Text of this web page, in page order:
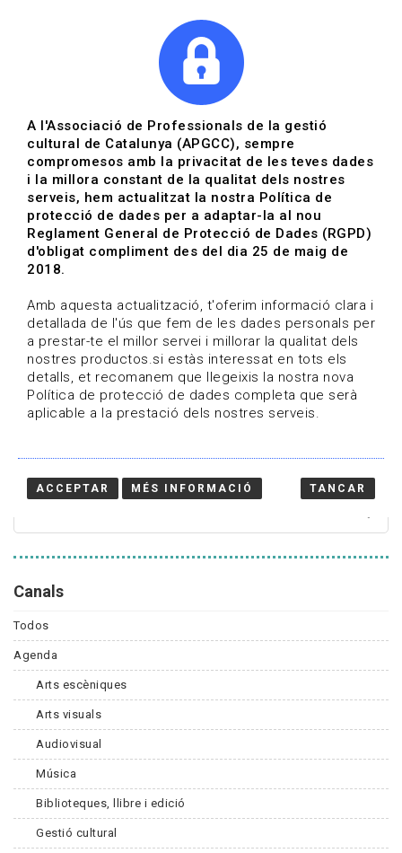
Actualitza't
Vols estar al dia?
HOME / BLOG
Estigues al dia
Convocatòries, activitats i notícies del sector de la
cultura.
Canals
Todos
Agenda
Arts escèniques
Arts visuals
Audiovisual
Música
Biblioteques, llibre i edició
Gestió cultural
A l'Associació de Professionals de la gestió
cultural de Catalunya (APGCC), sempre
compromesos amb la privacitat de les teves dades
i la millora constant de la qualitat dels nostres
serveis, hem actualitzat la nostra Política de
protecció de dades per a adaptar-la al nou
Reglament General de Protecció de Dades (RGPD)
d'obligat compliment des del dia 25 de maig de
2018.
Amb aquesta actualització, t'oferim informació clara i
detallada de l'ús que fem de les dades personals per
a prestar-te el millor servei i millorar la qualitat dels
nostres productos.si estàs interessat en tots els
detalls, et recomanem que llegeixis la nostra nova
Política de protecció de dades completa que serà
aplicable a la prestació dels nostres serveis.
ACCEPTAR MÉS INFORMACIÓ TANCAR